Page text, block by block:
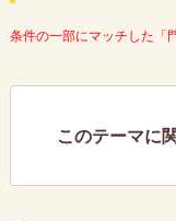
条件の一部にマッチした「
このテーマに